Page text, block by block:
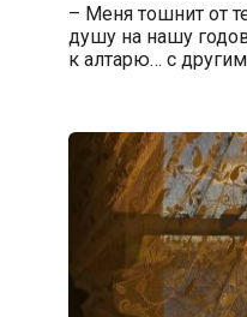
– Меня тошнит от
душу на нашу
к алтарю… с другим